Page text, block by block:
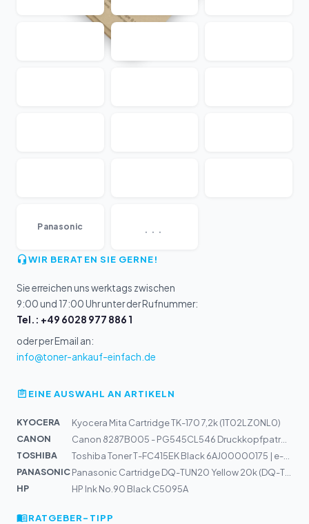
Panasonic
WIR BERATEN SIE GERNE!
Sie erreichen uns werktags zwischen
9:00 und 17:00 Uhr unter der Rufnummer:
Tel.: +49 6028 977 886 1
oder per Email an:
info@toner-ankauf-einfach.de
EINE AUSWAHL AN ARTIKELN
KYOCERA
Kyocera Mita Cartridge TK-170 7,2k (1T02LZ0NL0)
CANON
TOSHIBA
PANASONIC
HP
HP Ink No.90 Black C5095A
RATGEBER-TIPP